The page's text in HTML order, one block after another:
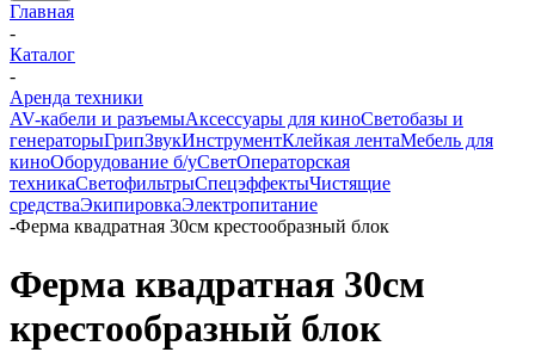
Главная
-
Каталог
-
Аренда техники
AV-кабели и разъемыАксессуары для киноСветобазы и
генераторыГрипЗвукИнструментКлейкая лентаМебель для
киноОборудование б/уСветОператорская
техникаСветофильтрыСпецэффектыЧистящие
средстваЭкипировкаЭлектропитание
-Ферма квадратная 30см крестообразный блок
Ферма квадратная 30см
крестообразный блок